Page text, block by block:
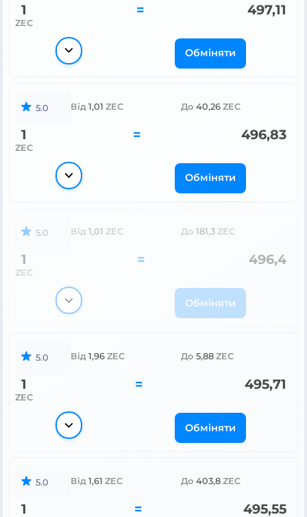
1
ZEC
= 497,11
Обміняти
5.0 Від 1,01 ZEC До 40,26 ZEC
1
ZEC
= 496,83
Обміняти
5.0 Від 1,01 ZEC До 181,3 ZEC
1
ZEC
= 496,4
Обміняти
5.0 Від 1,96 ZEC До 5,88 ZEC
1
ZEC
= 495,71
Обміняти
5.0 Від 1,61 ZEC До 403,8 ZEC
1 = 495,55